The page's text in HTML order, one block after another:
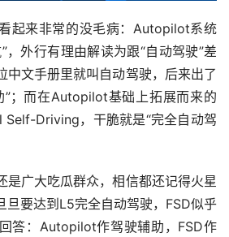
起来非常的没毛病：Autopilot系统
，外行有理由解读为跟“自动驾驶”差
中文手册里就叫自动驾驶，后来出了
”；而在Autopilot基础上拓展而来的
Self-Driving，干脆就是“完全自动驾
是广大吃瓜群众，相信都还记得火星
旦要达到L5完全自动驾驶，FSD似乎
答：Autopilot作驾驶辅助，FSD作